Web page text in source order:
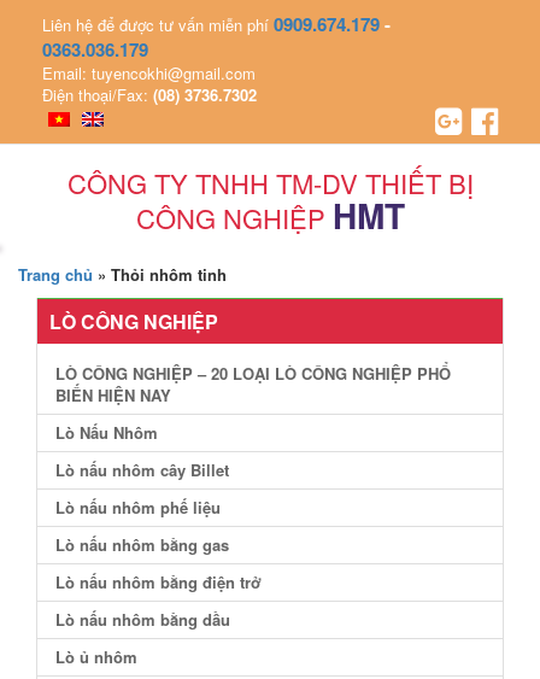
Liên hệ để được tư vấn miễn phí 0909.674.179-
0363.036.179
Email: tuyencokhi@gmail.com
Điện thoại/Fax: (08) 3736.7302
CÔNG TY TNHH TM-DV THIẾT BỊ
CÔNG NGHIỆP HMT
Trang chủ » Thỏi nhôm tinh
LÒ CÔNG NGHIỆP
LÒ CÔNG NGHIỆP – 20 LOẠI LÒ CÔNG NGHIỆP PHỔ
BIẾN HIỆN NAY
Lò Nấu Nhôm
Lò nấu nhôm cây Billet
Lò nấu nhôm phế liệu
Lò nấu nhôm bằng gas
Lò nấu nhôm bằng điện trở
Lò nấu nhôm bằng dầu
Lò ủ nhôm